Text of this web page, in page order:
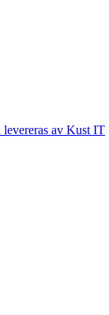
levereras av Kust IT